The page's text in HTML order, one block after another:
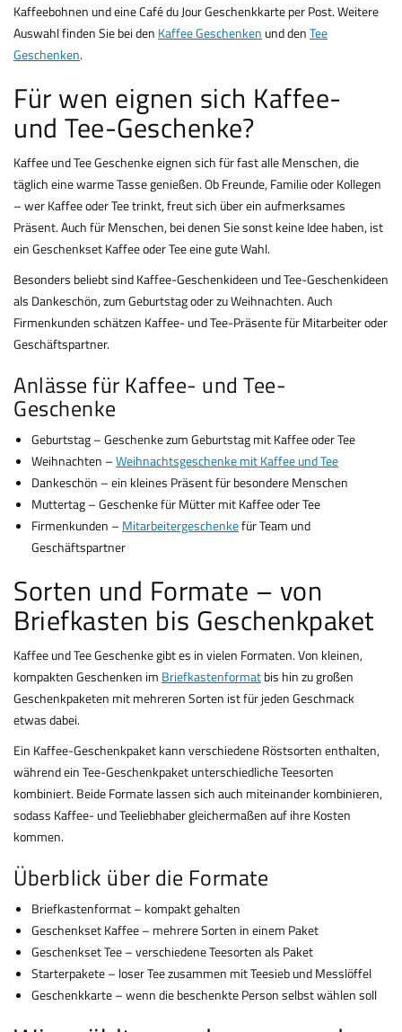
Kaffeebohnen und eine Café du Jour Geschenkkarte per Post. Weitere
Auswahl finden Sie bei den Kaffee Geschenken und denTee
Geschenken.
Für wen eignen sich Kaffee-
und Tee-Geschenke?
Kaffee und Tee Geschenke eignen sich für fast alle Menschen, die
täglich eine warme Tasse genießen. Ob Freunde, Familie oder Kollegen
– wer Kaffee oder Tee trinkt, freut sich über ein aufmerksames
Präsent. Auch für Menschen, bei denen Sie sonst keine Idee haben, ist
ein Geschenkset Kaffee oder Tee eine gute Wahl.
Besonders beliebt sind Kaffee-Geschenkideen und Tee-Geschenkideen
als Dankeschön, zum Geburtstag oder zu Weihnachten. Auch
Firmenkunden schätzen Kaffee- und Tee-Präsente für Mitarbeiter oder
Geschäftspartner.
Anlässe für Kaffee- und Tee-
Geschenke
Geburtstag – Geschenke zum Geburtstag mit Kaffee oder Tee
Weihnachten –Weihnachtsgeschenke mit Kaffee und Tee
Dankeschön – ein kleines Präsent für besondere Menschen
Muttertag – Geschenke für Mütter mit Kaffee oder Tee
Firmenkunden – Mitarbeitergeschenkefür Team und
Geschäftspartner
Sorten und Formate – von
Briefkasten bis Geschenkpaket
Kaffee und Tee Geschenke gibt es in vielen Formaten. Von kleinen,
kompakten Geschenken im Briefkastenformatbis hin zu großen
Geschenkpaketen mit mehreren Sorten ist für jeden Geschmack
etwas dabei.
Ein Kaffee-Geschenkpaket kann verschiedene Röstsorten enthalten,
während ein Tee-Geschenkpaket unterschiedliche Teesorten
kombiniert. Beide Formate lassen sich auch miteinander kombinieren,
sodass Kaffee- und Teeliebhaber gleichermaßen auf ihre Kosten
kommen.
Überblick über die Formate
Briefkastenformat – kompakt gehalten
Geschenkset Kaffee – mehrere Sorten in einem Paket
Geschenkset Tee – verschiedene Teesorten als Paket
Starterpakete – loser Tee zusammen mit Teesieb und Messlöffel
Geschenkkarte – wenn die beschenkte Person selbst wählen soll